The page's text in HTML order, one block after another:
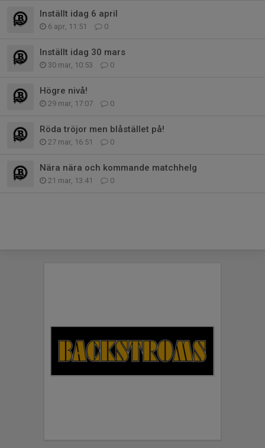
Inställt idag 6 april
6 apr, 11:51 0
Inställt idag 30 mars
30 mar, 10:53 0
Högre nivå!
29 mar, 17:07 0
Röda tröjor men blåstället på!
27 mar, 16:51 0
Nära nära och kommande matchhelg
21 mar, 13:41 0